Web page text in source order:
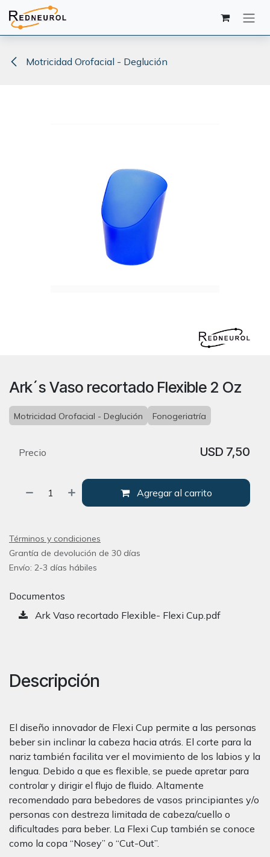
Ir al contenido
Motricidad Orofacial - Deglución
Ark´s Vaso recortado Flexible 2 Oz
Motricidad Orofacial - Deglución Fonogeriatría
Agregar al carrito
Precio USD 7,50
Términos y condiciones
Grantía de devolución de 30 días
Envío: 2-3 días hábiles
Documentos
Ark Vaso recortado Flexible- Flexi Cup.pdf
Descripción
El diseño innovador de Flexi Cup permite a las personas
beber sin inclinar la cabeza hacia atrás. El corte para la
nariz también facilita ver el movimiento de los labios y la
lengua. Debido a que es flexible, se puede apretar para
controlar y dirigir el flujo de fluido. Altamente
recomendado para bebedores de vasos principiantes y/o
personas con destreza limitada de cabeza/cuello o
dificultades para beber. La Flexi Cup también se conoce
como la copa “Nosey” o “Cut-Out”.